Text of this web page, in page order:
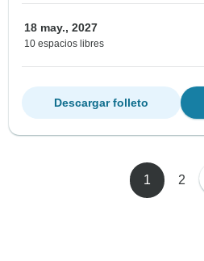
18 may., 2027
10 espacios libres
Descargar folleto
1 2